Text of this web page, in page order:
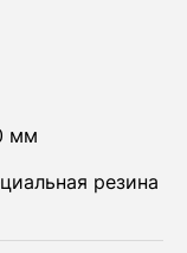
мм
резина